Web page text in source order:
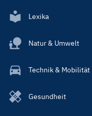
Lexika
Natur & Umwelt
Technik & Mobilität
Gesundheit